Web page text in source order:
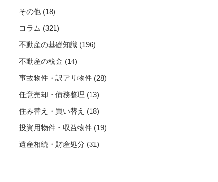
その他(18)
コラム (321)
不動産の基礎知識(196)
不動産の税金 (14)
事故物件・訳アリ物件(28)
任意売却・債務整理 (13)
住み替え・買い替え (18)
投資用物件・収益物件(19)
遺産相続・財産処分 (31)